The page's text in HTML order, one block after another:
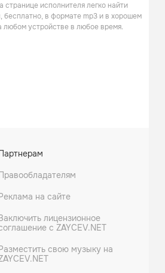
Поп
исполнителя легко найти
бесплатно, в формате mp3 и в хорошем
любом устройстве в любое время.
на сайте
лицензионное
с ZAYCEV.NET
свою музыку на